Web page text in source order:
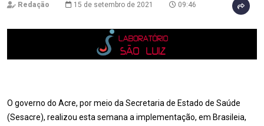
Redação 15 de setembro de 2021 09:46
O governo do Acre, por meio da Secretaria de Estado de Saúde
(Sesacre), realizou esta semana a implementação, em Brasileia,